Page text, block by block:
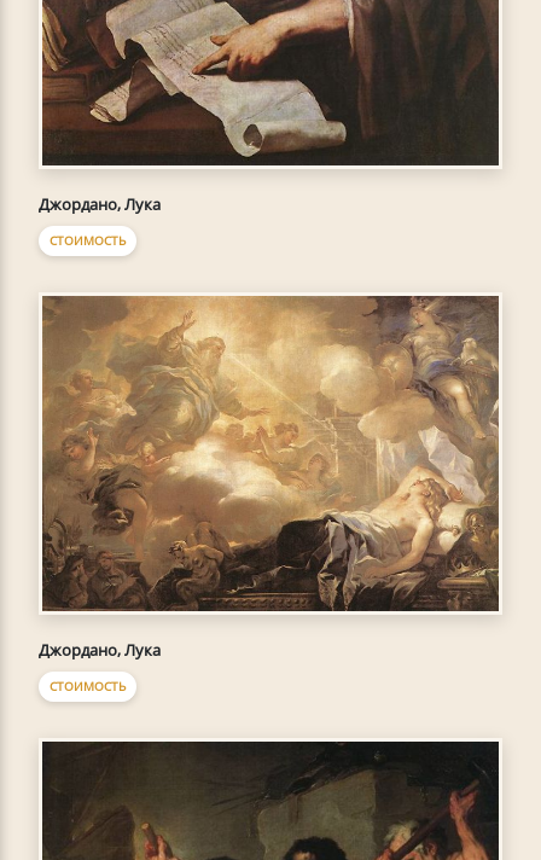
Джордано, Лука
СТОИМОСТЬ
Джордано, Лука
СТОИМОСТЬ